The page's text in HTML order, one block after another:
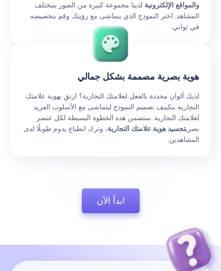
والمواقع الإلكترونية لدينا مجموعة كبيرة من الصور بمختلف
المشاهد. اختر النموذج الذي يتماشى مع رؤيتك وقم بتخصيصه
في ثواني.
هوية بصرية مصممة بشكل جمالي
لديك ألوان محددة بالفعل لعلامتك التجارية؟ ارتقِ بهوية علامتك
التجارية بتكييف تصميم النموذج ليتماشى مع الأسلوب الفريد
لعلامتك التجارية. ستضمن هذه الخطوة البسيطة لكل عنصر
بصريتجسيد هوية علامتك التجارية، وترك انطباع يدوم طويلًا لدى
المشاهدين.
ابدأ الآن